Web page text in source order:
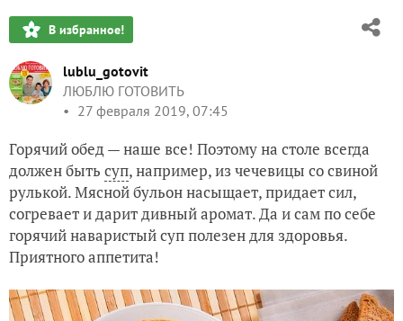
В избранное!
lublu_gotovit
ЛЮБЛЮ ГОТОВИТЬ
27 февраля 2019, 07:45
Горячий обед — наше все! Поэтому на столе всегда
должен быть суп, например, из чечевицы со свиной
рулькой. Мясной бульон насыщает, придает сил,
согревает и дарит дивный аромат. Да и сам по себе
горячий наваристый суп полезен для здоровья.
Приятного аппетита!